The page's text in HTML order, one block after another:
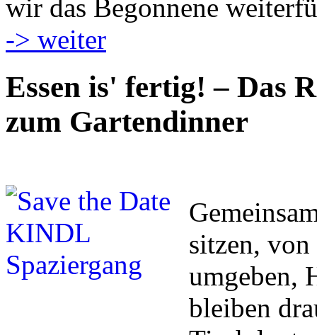
wir das Begonnene
-> weiter
Essen is' fertig! – Das
zum Gartendinner
sitzen, von
umgeben,
bleiben